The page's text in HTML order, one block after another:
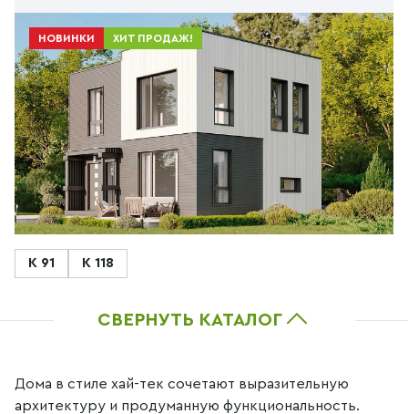
НОВИНКИ ХИТ ПРОДАЖ!
К 91 К 118
СВЕРНУТЬ КАТАЛОГ
Дома в стиле хай-тек сочетают выразительную
архитектуру и продуманную функциональность.